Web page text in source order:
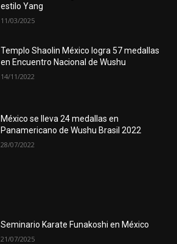
estilo Yang
11/03/2025
Templo Shaolin México logra 57 medallas
en Encuentro Nacional de Wushu
14/11/2022
México se lleva 24 medallas en
Panamericano de Wushu Brasil 2022
28/07/2022
Seminario Karate Funakoshi en México
21/07/2025